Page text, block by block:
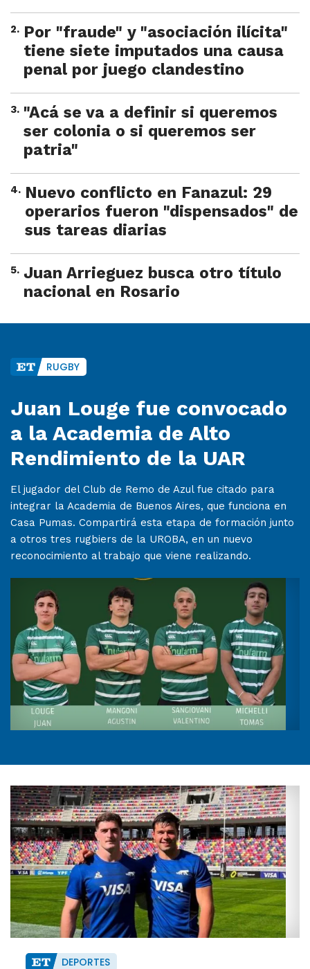
2. Por "fraude" y "asociación ilícita"
tiene siete imputados una causa
penal por juego clandestino
3. "Acá se va a definir si queremos
ser colonia o si queremos ser
patria"
4. Nuevo conflicto en Fanazul: 29
operarios fueron "dispensados" de
sus tareas diarias
5. Juan Arrieguez busca otro título
nacional en Rosario
RUGBY
Juan Louge fue convocado
a la Academia de Alto
Rendimiento de la UAR
El jugador del Club de Remo de Azul fue citado para
integrar la Academia de Buenos Aires, que funciona en
Casa Pumas. Compartirá esta etapa de formación junto
a otros tres rugbiers de la UROBA, en un nuevo
reconocimiento al trabajo que viene realizando.
DEPORTES